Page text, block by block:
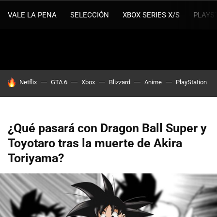
VALE LA PENA SELECCIÓN XBOX SERIES X/S
HOY SE HABLA DE
Netflix GTA 6 Xbox Blizzard Anime PlayStation
¿Qué pasará con Dragon Ball Super y
Toyotaro tras la muerte de Akira
Toriyama?